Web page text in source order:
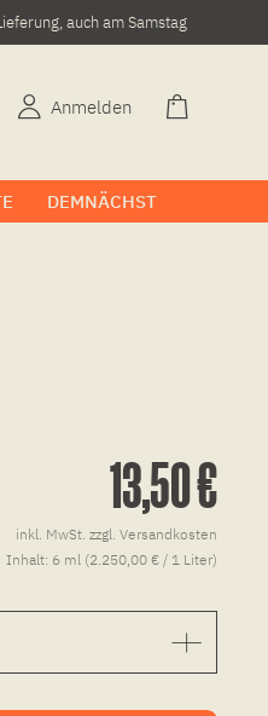
auch am Samstag
Anmelden
DEMNÄCHST
13,50 €
inkl. MwSt. zzgl. Versandkosten
Inhalt: 6 ml (2.250,00 € / 1 Liter)